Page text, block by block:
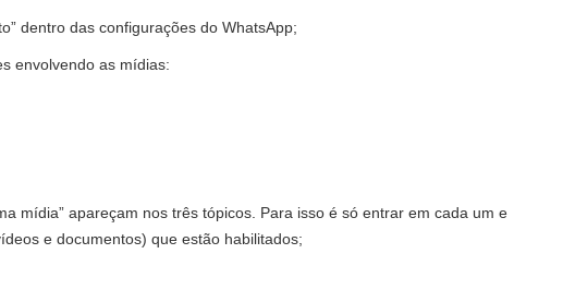
dentro das configurações do WhatsApp;
envolvendo as mídias:
mídia” apareçam nos três tópicos. Para isso é só entrar em cada um e
e documentos) que estão habilitados;